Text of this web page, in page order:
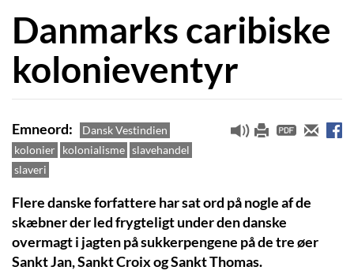
Danmarks caribiske
kolonieventyr
Emneord
Dansk Vestindien
kolonier kolonialisme slavehandel
slaveri
Flere danske forfattere har sat ord på nogle af de
skæbner der led frygteligt under den danske
overmagt i jagten på sukkerpengene på de tre øer
Sankt Jan, Sankt Croix og Sankt Thomas.